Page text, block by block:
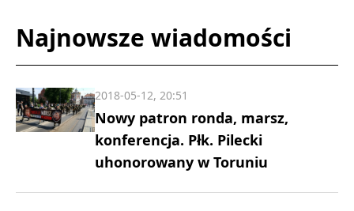
Najnowsze wiadomości
Nowy patron ronda, marsz,
konferencja. Płk. Pilecki
uhonorowany w Toruniu
2018-05-12, 20:51